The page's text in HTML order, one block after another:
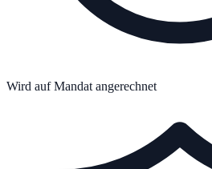
Wird auf Mandat angerechnet